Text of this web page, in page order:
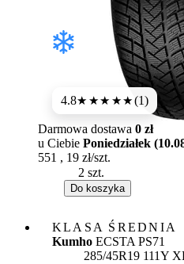
4.8★★★★★(1)
Dostępność:
Darmowa dostawa 0 zł
u Ciebie Poniedziałek
551 , 19 zł/szt.
Do koszyka
KLASA ŚREDNIA
Kumho ECSTA PS71
285/45R19 111Y